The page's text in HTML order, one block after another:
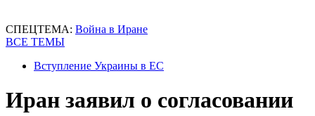
СПЕЦТЕМА: Война в Иране
ВСЕ ТЕМЫ
Вступление Украины в ЕС
Иран заявил о согласовании